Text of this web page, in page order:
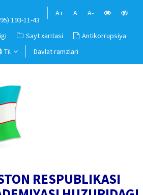
193-11-43
A+ A A-
Sayt xaritasi
Antikorrupsiya
Til
Davlat ramzlari
RESPUBLIKASI